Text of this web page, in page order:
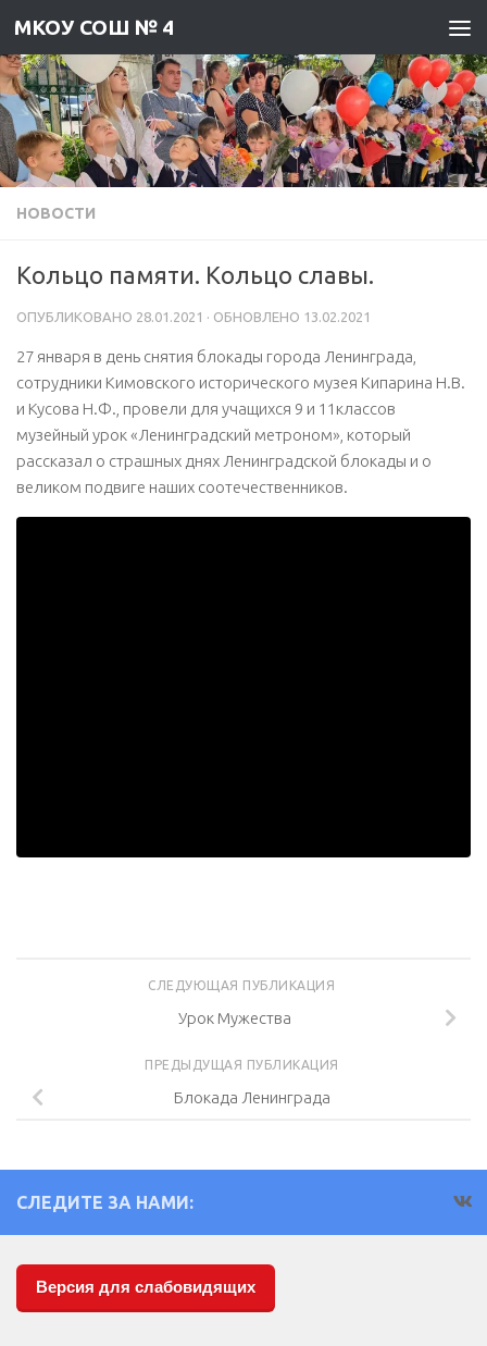
Skip to content
МКОУ СОШ № 4
НОВОСТИ
Кольцо памяти. Кольцо славы.
ОПУБЛИКОВАНО 28.01.2021 · ОБНОВЛЕНО 13.02.2021
27 января в день снятия блокады города Ленинграда,
сотрудники Кимовского исторического музея Кипарина Н.В.
и Кусова Н.Ф., провели для учащихся 9 и 11классов
музейный урок «Ленинградский метроном», который
рассказал о страшных днях Ленинградской блокады и о
великом подвиге наших соотечественников.
СЛЕДУЮЩАЯ ПУБЛИКАЦИЯ
Урок Мужества
ПРЕДЫДУЩАЯ ПУБЛИКАЦИЯ
Блокада Ленинграда
СЛЕДИТЕ ЗА НАМИ:
Версия для слабовидящих